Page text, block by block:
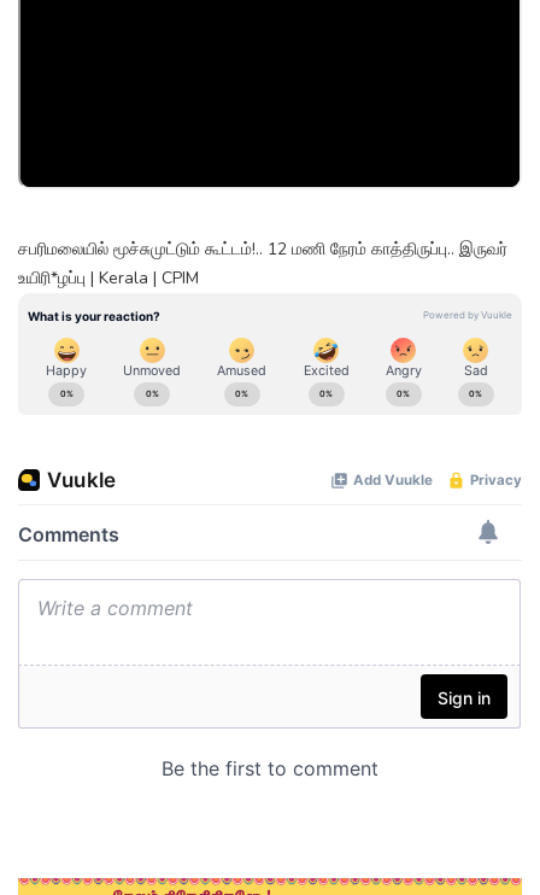
சபரிமலையில் மூச்சுமுட்டும் கூட்டம்!.. 12 மணி நேரம் காத்திருப்பு.. இருவர்
உயிரி*ழப்பு | Kerala | CPIM